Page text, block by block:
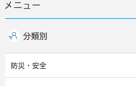
メニュー
分類別
防災・安全